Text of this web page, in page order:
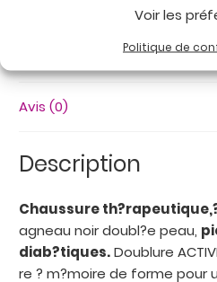
Voir les
Politique de
Informations
Avis (0)
Description
Chaussure
agneau noir doubl?e peau,
diab?tiques.Doublure
re ? m?moire de forme pour